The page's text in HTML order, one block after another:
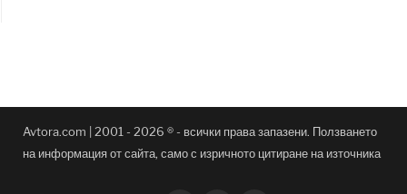
Avtora.com | 2001 - 2026 ® - всички права запазени. Ползването
на информация от сайта, само с изричното цитиране на източника